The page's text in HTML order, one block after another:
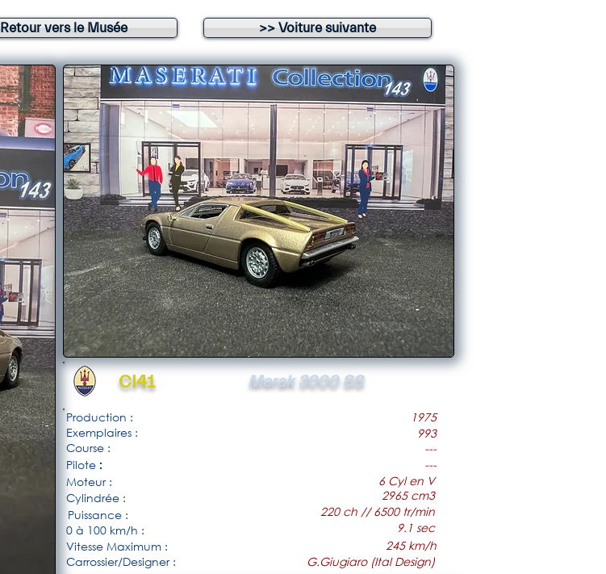
Retour vers le Musée >> Voiture suivante
CI41 Merak 3000 SS
Production :
Exemplaires :
Course :
Pilote :
Moteur :
Cylindrée :
Puissance :
0 à 100 km/h :
Vitesse Maximum :
Carrossier/Designer :
1975
993
---
---
6 Cyl en V
2965 cm3
220 ch // 6500 tr/min
9.1 sec
245 km/h
G.Giugiaro (Ital Design)